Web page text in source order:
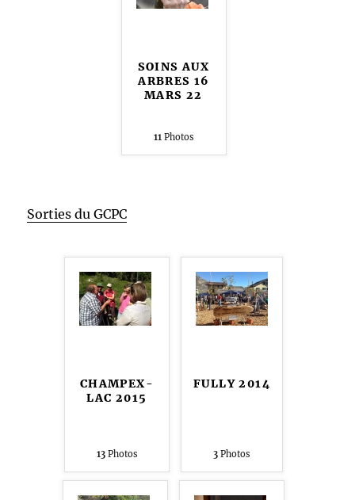
SOINS AUX
ARBRES 16
MARS 22
11Photos
Sorties du GCPC
CHAMPEX-
LAC 2015
13Photos
FULLY 2014
3 Photos